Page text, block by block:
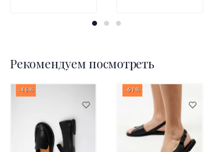
Рекомендуем посмотреть
-46% -61%